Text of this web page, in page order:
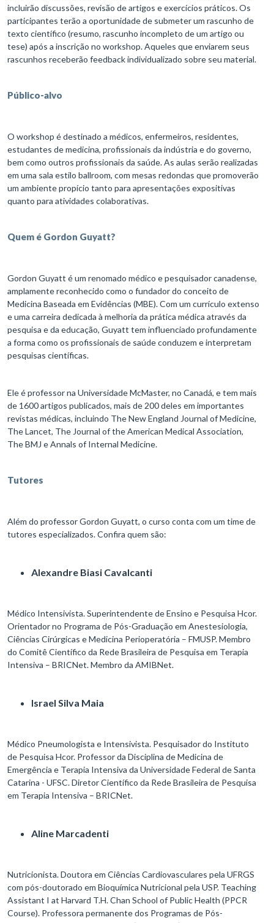
incluirão discussões, revisão de artigos e exercícios práticos. Os
participantes terão a oportunidade de submeter um rascunho de
texto científico (resumo, rascunho incompleto de um artigo ou
tese) após a inscrição no workshop. Aqueles que enviarem seus
rascunhos receberão feedback individualizado sobre seu material.
Público-alvo
O workshop é destinado a médicos, enfermeiros, residentes,
estudantes de medicina, profissionais da indústria e do governo,
bem como outros profissionais da saúde. As aulas serão realizadas
em uma sala estilo ballroom, com mesas redondas que promoverão
um ambiente propício tanto para apresentações expositivas
quanto para atividades colaborativas.
Quem é Gordon Guyatt?
Gordon Guyatt é um renomado médico e pesquisador canadense,
amplamente reconhecido como o fundador do conceito de
Medicina Baseada em Evidências (MBE). Com um currículo extenso
e uma carreira dedicada à melhoria da prática médica através da
pesquisa e da educação, Guyatt tem influenciado profundamente
a forma como os profissionais de saúde conduzem e interpretam
pesquisas científicas.
Ele é professor na Universidade McMaster, no Canadá, e tem mais
de 1600 artigos publicados, mais de 200 deles em importantes
revistas médicas, incluindo The New England Journal of Medicine,
The Lancet, The Journal of the American Medical Association,
The BMJ e Annals of Internal Medicine.
Tutores
Além do professor Gordon Guyatt, o curso conta com um time de
tutores especializados. Confira quem são:
Alexandre Biasi Cavalcanti
Médico Intensivista. Superintendente de Ensino e Pesquisa Hcor​.
Orientador no Programa de Pós-Graduação em Anestesiologia,
Ciências Cirúrgicas e Medicina Perioperatória – FMUSP​. Membro
do Comitê Científico da Rede Brasileira de Pesquisa em Terapia
Intensiva – BRICNet​. Membro da AMIBNet​.
Israel Silva Maia
Médico Pneumologista e Intensivista​. Pesquisador do Instituto
de Pesquisa Hcor​. Professor da Disciplina de Medicina de
Emergência e Terapia Intensiva da Universidade Federal de Santa
Catarina - UFSC​. Diretor Científico da Rede Brasileira de Pesquisa
em Terapia Intensiva – BRICNet​.
Aline Marcadenti
Nutricionista. Doutora em Ciências Cardiovasculares pela UFRGS
com pós-doutorado em Bioquímica Nutricional pela USP. Teaching
Assistant I at Harvard T.H. Chan School of Public Health (PPCR
Course). Professora permanente dos Programas de Pós-